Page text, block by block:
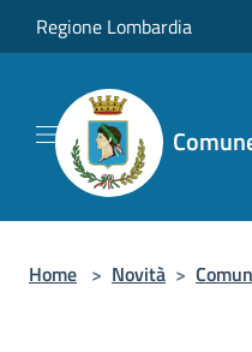
Salta al contenuto principale
Regione Lombardia
Home > Novità >